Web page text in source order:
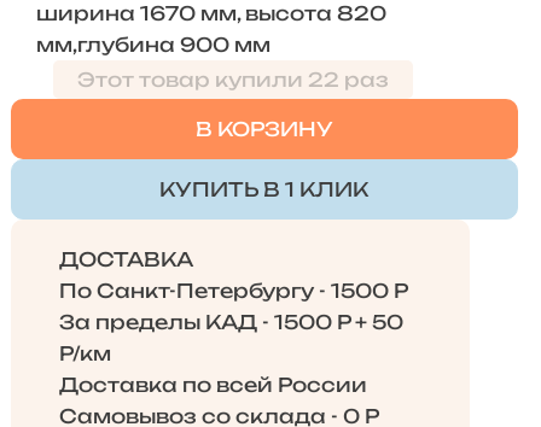
ширина 1670 мм, высота 820
мм,глубина 900 мм
Этот товар купили 22 раз
В КОРЗИНУ
КУПИТЬ В 1 КЛИК
ДОСТАВКА
По Санкт-Петербургу - 1500 Р
За пределы КАД - 1500 Р + 50
Р/км
Доставка по всей России
Самовывоз со склада - 0 Р